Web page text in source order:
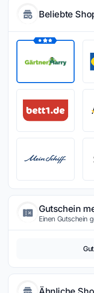
Beliebte
Gutschein
Einen Gutschein